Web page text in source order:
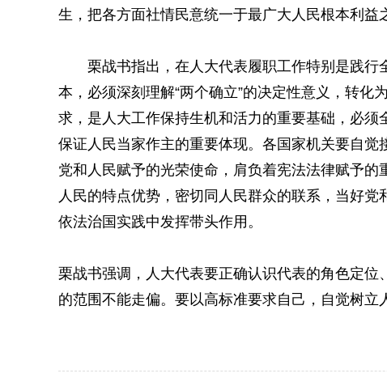
生，把各方面社情民意统一于最广大人民根本利益
栗战书指出，在人大代表履职工作特别是践
本，必须深刻理解“两个确立”的决定性意义，转
求，是人大工作保持生机和活力的重要基础，必
保证人民当家作主的重要体现。各国家机关要自
党和人民赋予的光荣使命，肩负着宪法法律赋予
人民的特点优势，密切同人民群众的联系，当好
依法治国实践中发挥带头作用。
栗战书强调，人大代表要正确认识代表的角色定
的范围不能走偏。要以高标准要求自己，自觉树立